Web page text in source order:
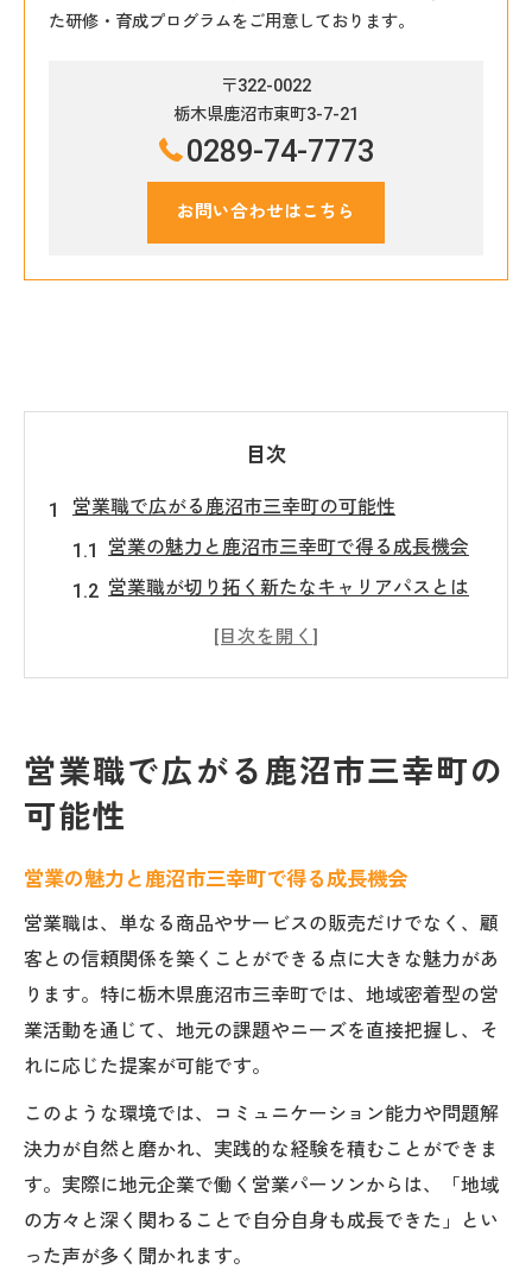
た研修・育成プログラムをご用意しております。
〒322-0022
栃木県鹿沼市東町3-7-21
0289-74-7773
お問い合わせはこちら
目次
営業職で広がる鹿沼市三幸町の可能性
営業の魅力と鹿沼市三幸町で得る成長機会
営業職が切り拓く新たなキャリアパスとは
営業経験を活かす地域密着型の働き方の特
役職選びが左右する営業キャリアの道
営業役職の違いがキャリアに与える影響
営業の役職別に求められるスキルと経験
役職ごとに異なる営業の仕事内容と責任範
囲
営業キャリア形成に役立つ役職選択のポイ
営業職で実現するキャリアアップの可能性
営業経験がキャリア形成に与えるメリット
営業現場で学べるスキルアップの具体例
営業職で広がる鹿沼市三幸町の
可能性
営業の魅力と鹿沼市三幸町で得る成長機会
営業職は、単なる商品やサービスの販売だけでなく、顧
客との信頼関係を築くことができる点に大きな魅力があ
ります。特に栃木県鹿沼市三幸町では、地域密着型の営
業活動を通じて、地元の課題やニーズを直接把握し、そ
れに応じた提案が可能です。
このような環境では、コミュニケーション能力や問題解
決力が自然と磨かれ、実践的な経験を積むことができま
す。実際に地元企業で働く営業パーソンからは、「地域
の方々と深く関わることで自分自身も成長できた」とい
った声が多く聞かれます。